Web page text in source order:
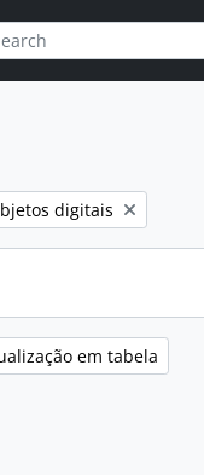
de busca
filtro:digitais
em tabela